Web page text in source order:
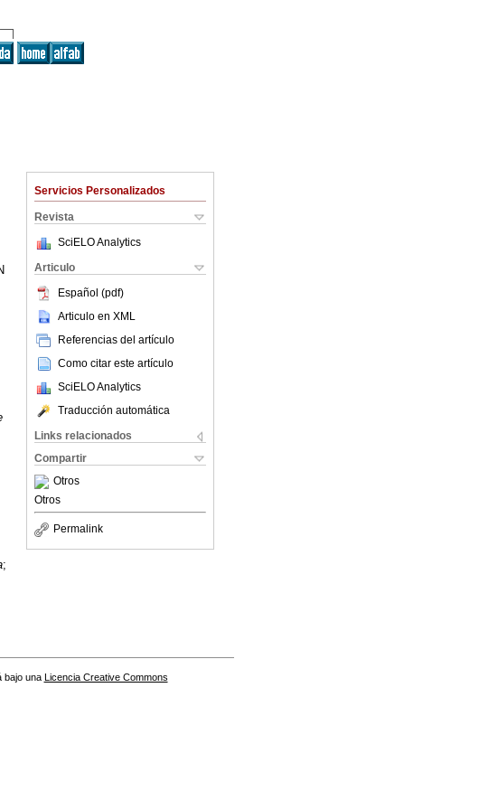
Servicios Personalizados
Revista
SciELO Analytics
Articulo
Español (pdf)
Articulo en XML
Referencias del artículo
Como citar este artículo
SciELO Analytics
Traducción automática
Links relacionados
Compartir
Otros
Otros
Permalink
;
bajo una Licencia Creative Commons